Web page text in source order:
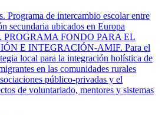
Programa de intercambio escolar entre
secundaria ubicados en Europa
PROGRAMA FONDO PARA EL
E INTEGRACIÓN-AMIF. Para el
local para la integración holística de
en las comunidades rurales
público-privadas y el
de voluntariado, mentores y sistemas